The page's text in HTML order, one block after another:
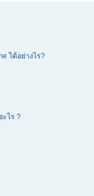
ได้อย่างไร?
ะไร ?